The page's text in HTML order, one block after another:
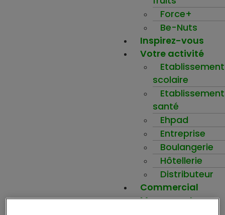
Force+
Be-Nuts
Inspirez-vous
Votre activité
Etablissement
scolaire
santé
Ehpad
Entreprise
Boulangerie
Hôtellerie
Distributeur
Commercial
Mon compte